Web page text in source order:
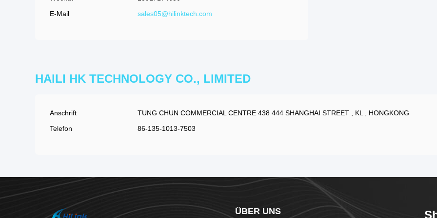
E-Mail
sales05@hilinktech.com
HAILI HK TECHNOLOGY CO., LIMITED
Anschrift
TUNG CHUN COMMERCIAL CENTRE 438 444 SHANGHAI STREET , KL , HONGKONG
Telefon
86-135-1013-7503
ÜBER UNS